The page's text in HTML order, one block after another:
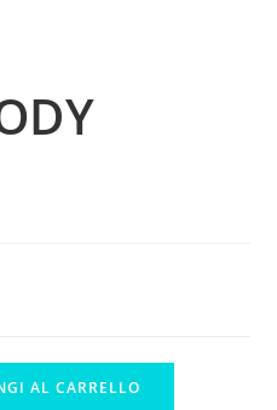
AL CARRELLO